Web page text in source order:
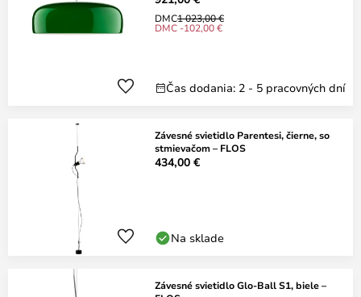
DMC1 023,00 €
DMC -102,00 €
Čas dodania: 2 - 5 pracovných dní
Závesné svietidlo Parentesi, čierne, so
stmievačom – FLOS
434,00 €
Na sklade
Závesné svietidlo Glo-Ball S1, biele –